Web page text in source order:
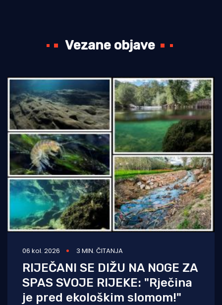
Vezane objave
06 kol. 2026 3 MIN. ČITANJA
RIJEČANI SE DIŽU NA NOGE ZA
SPAS SVOJE RIJEKE: "Rječina
je pred ekološkim slomom!"